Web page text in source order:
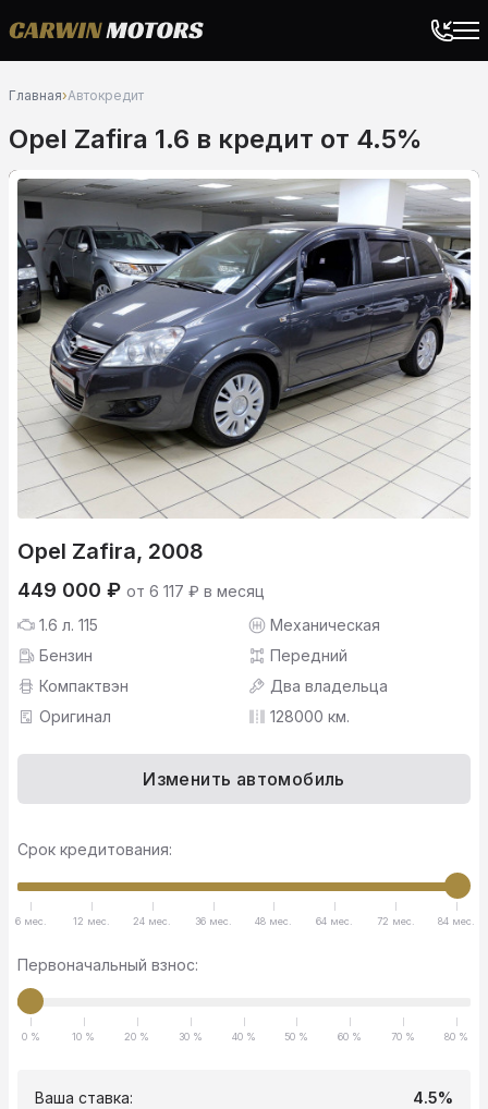
Главная›Автокредит
Opel Zafira 1.6 в кредит от 4.5%
Opel Zafira, 2008
449 000 ₽ от 6 117 ₽ в месяц
1.6 л. 115
Механическая
Бензин
Передний
Компактвэн
Два владельца
Оригинал
128000 км.
Изменить автомобиль
Срок кредитования:
6 мес. 12 мес. 24 мес. 36 мес. 48 мес. 64 мес. 72 мес. 84 мес.
Первоначальный взнос:
0 % 10 % 20 % 30 % 40 % 50 % 60 % 70 % 80 %
Ваша ставка: 4.5%